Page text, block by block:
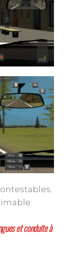
et conduite à